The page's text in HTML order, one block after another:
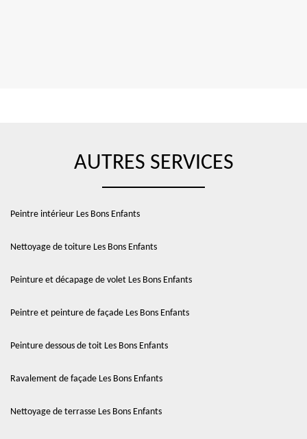
AUTRES SERVICES
Peintre intérieur Les Bons Enfants
Nettoyage de toiture Les Bons Enfants
Peinture et décapage de volet Les Bons Enfants
Peintre et peinture de façade Les Bons Enfants
Peinture dessous de toit Les Bons Enfants
Ravalement de façade Les Bons Enfants
Nettoyage de terrasse Les Bons Enfants